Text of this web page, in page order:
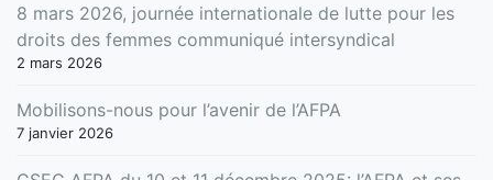
8 mars 2026, journée internationale de lutte pour les
droits des femmes communiqué intersyndical
2 mars 2026
Mobilisons-nous pour l’avenir de l’AFPA
7 janvier 2026